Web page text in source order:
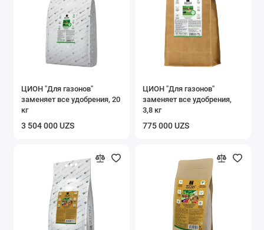
ЦИОН "Для газонов"
заменяет все удобрения, 20
кг
3 504 000 UZS
ЦИОН "Для газонов"
заменяет все удобрения,
3,8 кг
775 000 UZS